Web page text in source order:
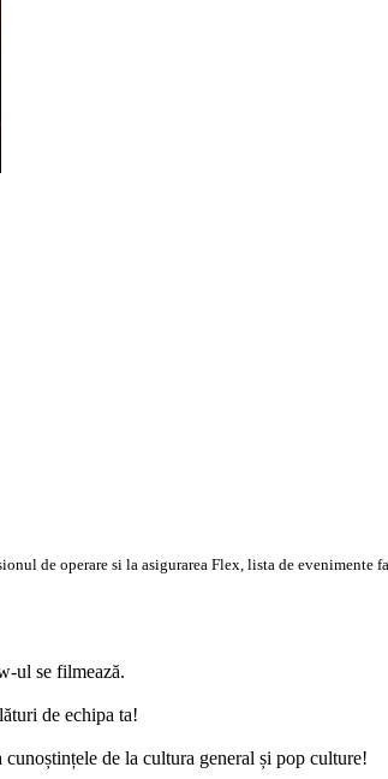
de operare si la asigurarea Flex, lista de evenimente
ul se filmează.
de echipa ta!
de la cultura general și pop culture!